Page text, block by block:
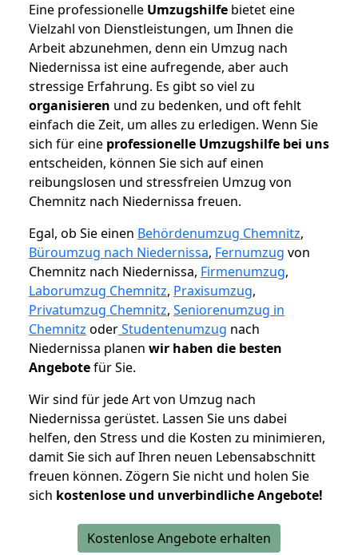
Eine professionelle Umzugshilfe bietet eine
Vielzahl von Dienstleistungen, um Ihnen die
Arbeit abzunehmen, denn ein Umzug nach
Niedernissa ist eine aufregende, aber auch
stressige Erfahrung. Es gibt so viel zu
organisieren und zu bedenken, und oft fehlt
einfach die Zeit, um alles zu erledigen. Wenn Sie
sich für eine professionelle Umzugshilfe bei uns
entscheiden, können Sie sich auf einen
reibungslosen und stressfreien Umzug von
Chemnitz nach Niedernissa freuen.
Egal, ob Sie einen Behördenumzug Chemnitz,
Büroumzug nach Niedernissa, Fernumzug von
Chemnitz nach Niedernissa, Firmenumzug,
Laborumzug Chemnitz, Praxisumzug,
Privatumzug Chemnitz, Seniorenumzug in
Chemnitz oderStudentenumzug nach
Niedernissa planen wir haben die besten
Angebotefür Sie.
Wir sind für jede Art von Umzug nach
Niedernissa gerüstet. Lassen Sie uns dabei
helfen, den Stress und die Kosten zu minimieren,
damit Sie sich auf Ihren neuen Lebensabschnitt
freuen können. Zögern Sie nicht und holen Sie
sich kostenlose und unverbindliche Angebote!
Kostenlose Angebote erhalten